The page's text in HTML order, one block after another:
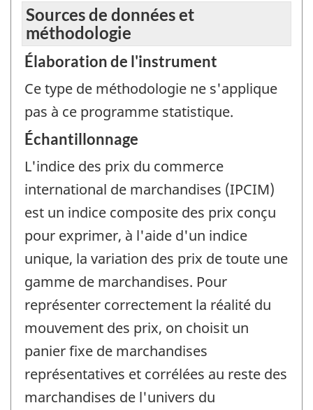
Sources de données et
méthodologie
Élaboration de l'instrument
Ce type de méthodologie ne s'applique
pas à ce programme statistique.
Échantillonnage
L'indice des prix du commerce
international de marchandises (IPCIM)
est un indice composite des prix conçu
pour exprimer, à l'aide d'un indice
unique, la variation des prix de toute une
gamme de marchandises. Pour
représenter correctement la réalité du
mouvement des prix, on choisit un
panier fixe de marchandises
représentatives et corrélées au reste des
marchandises de l'univers du